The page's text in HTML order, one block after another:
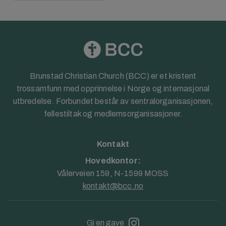
Brunstad Christian Church (BCC) er et kristent
trossamfunn med opprinnelse i Norge og internasjonal
utbredelse. Forbundet består av sentralorganisasjonen,
fellestiltak og medlemsorganisasjoner.
Kontakt
Hovedkontor:
Vålerveien 159, N-1599 MOSS
kontakt@bcc.no
Gi en gave